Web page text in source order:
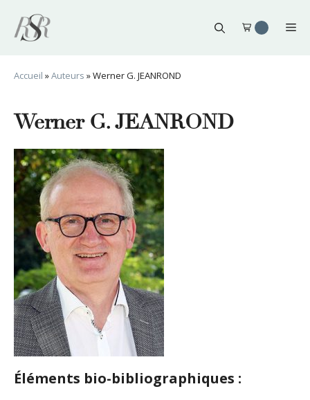
contenu
Accueil »Auteurs »Werner G. JEANROND
Werner G. JEANROND
Éléments bio-bibliographiques :